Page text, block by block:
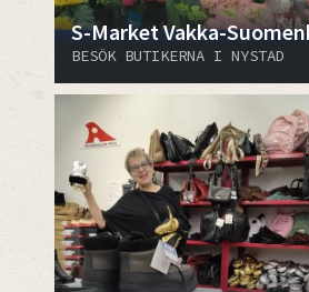
S-Market Vakka-
BESÖK BUTIKERNA I NYSTAD